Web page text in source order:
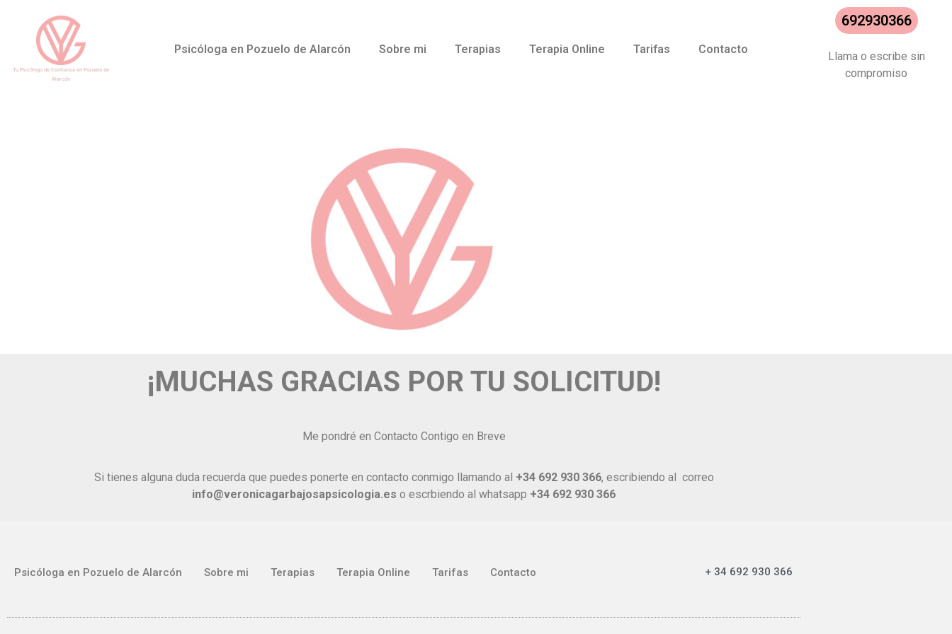
Tu Psicólogo de Confianza en Pozuelo de
Alarcón
Psicóloga en Pozuelo de Alarcón Sobre mi Terapias Terapia Online Tarifas Contacto
692930366
Llama o escribe sin
compromiso
¡MUCHAS GRACIAS POR TU SOLICITUD!
Me pondré en Contacto Contigo en Breve
Si tienes alguna duda recuerda que puedes ponerte en contacto conmigo llamando al +34 692 930 366, escribiendo al correo
info@veronicagarbajosapsicologia.es o escrbiendo al whatsapp +34 692 930 366
Psicóloga en Pozuelo de Alarcón Sobre mi Terapias Terapia Online Tarifas Contacto + 34 692 930 366